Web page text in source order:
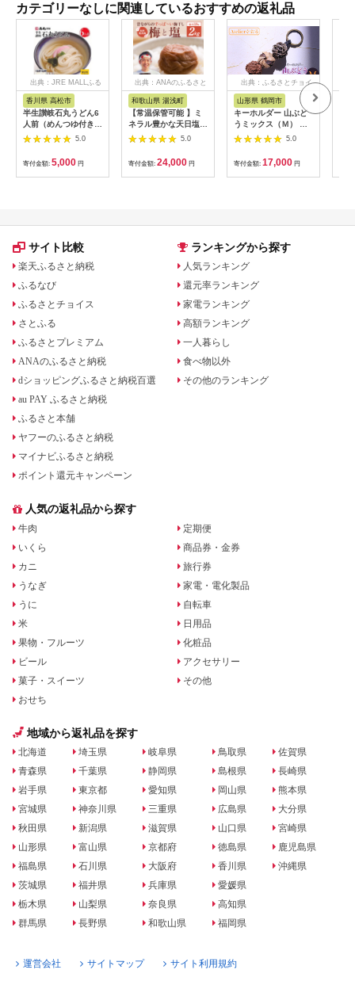
カテゴリーなしに関連しているおすすめの返礼品
出典：JRE MALLふる
さと納税
香川県 高松市
半生讃岐石丸うどん6
人前（めんつゆ付き）
麺300g×2袋
5.0
寄付金額: 5,000 円
出典：ANAのふるさと
和歌山県 湯浅町
【常温保管可能 】ミ
ネラル豊かな天日塩だ
けで漬けた無添加梅干
し2kg 梅ボーイズ｜
B201_EP6024
5.0
寄付金額: 24,000 円
出典：ふるさとチョイ
山形県 鶴岡市
キーホルダー 山ぶど
うミックス（Ｍ） 山
形県鶴岡市 アトリエ
かおる | 山葡萄 雑貨
キーホルダー ギフト
贈り物 お取り寄せ 返
礼品
5.0
寄付金額: 17,000 円
サイト比較
楽天ふるさと納税
ふるなび
ふるさとチョイス
さとふる
ふるさとプレミアム
ANAのふるさと納税
dショッピングふるさと納税百選
au PAY ふるさと納税
ふるさと本舗
ヤフーのふるさと納税
マイナビふるさと納税
ポイント還元キャンペーン
ランキングから探す
人気ランキング
還元率ランキング
家電ランキング
高額ランキング
一人暮らし
食べ物以外
その他のランキング
人気の返礼品から探す
牛肉
いくら
カニ
うなぎ
うに
米
果物・フルーツ
ビール
菓子・スイーツ
おせち
定期便
商品券・金券
旅行券
家電・電化製品
自転車
日用品
化粧品
アクセサリー
その他
地域から返礼品を探す
北海道
青森県
岩手県
宮城県
秋田県
山形県
福島県
茨城県
栃木県
群馬県
埼玉県
千葉県
東京都
神奈川県
新潟県
富山県
石川県
福井県
山梨県
長野県
岐阜県
静岡県
愛知県
三重県
滋賀県
京都府
大阪府
兵庫県
奈良県
和歌山県
鳥取県
島根県
岡山県
広島県
山口県
徳島県
香川県
愛媛県
高知県
福岡県
佐賀県
長崎県
熊本県
大分県
宮崎県
鹿児島県
沖縄県
運営会社 サイトマップ サイト利用規約